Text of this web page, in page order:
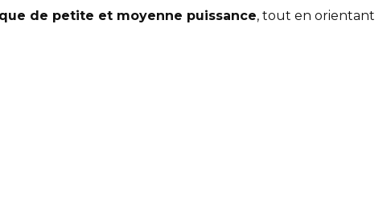
de petite et moyenne puissance, tout en orientant